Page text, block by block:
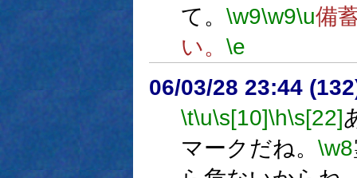
て。 \w9\w9\u備
い。 \e
06/03/28 23:44
\t\u\s[10]\h\s[22]
マークだね。 \w8